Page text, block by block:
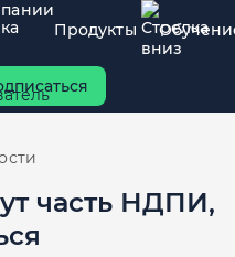
Продукты
часть НДПИ,